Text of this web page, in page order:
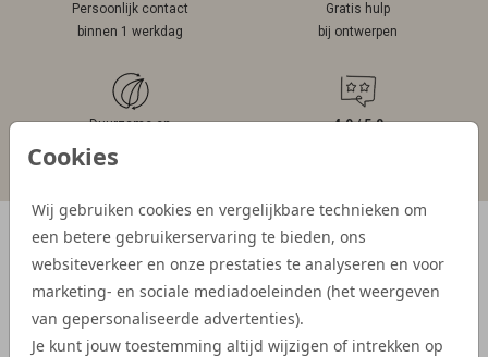
Cookies
Wij gebruiken cookies en vergelijkbare technieken om
een betere gebruikerservaring te bieden, ons
websiteverkeer en onze prestaties te analyseren en voor
marketing- en sociale mediadoeleinden (het weergeven
van gepersonaliseerde advertenties).
Je kunt jouw toestemming altijd wijzigen of intrekken op
Persoonlijk contact
binnen 1 werkdag
Gratis hulp
bij ontwerpen
Duurzame en
verantwoorde materialen
4.9 / 5.0
BEKEND VAN